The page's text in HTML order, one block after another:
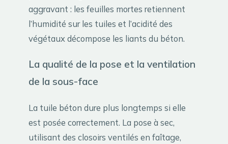
aggravant : les feuilles mortes retiennent
l’humidité sur les tuiles et l’acidité des
végétaux décompose les liants du béton.
La qualité de la pose et la ventilation
de la sous-face
La tuile béton dure plus longtemps si elle
est posée correctement. La pose à sec,
utilisant des closoirs ventilés en faîtage,